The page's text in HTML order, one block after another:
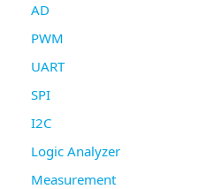
AD
PWM
UART
SPI
I2C
Logic Analyzer
Measurement